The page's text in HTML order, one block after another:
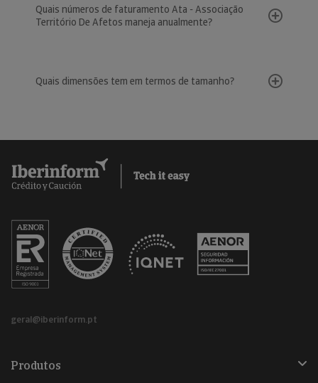
Quais números de faturamento Ata - Associação
Território De Afetos maneja anualmente?
Quais dimensões tem em termos de tamanho?
geral@iberinform.pt
Produtos